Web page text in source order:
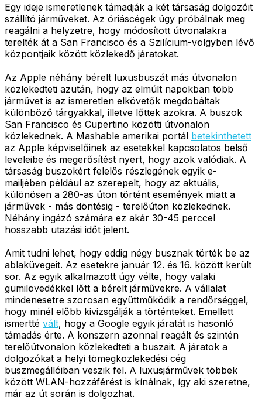
Egy ideje ismeretlenek támadják a két társaság dolgozóit
szállító járműveket. Az óriáscégek úgy próbálnak meg
reagálni a helyzetre, hogy módosított útvonalakra
terelték át a San Francisco és a Szilícium-völgyben lévő
központjaik között közlekedő járatokat.
Az Apple néhány bérelt luxusbuszát más útvonalon
közlekedteti azután, hogy az elmúlt napokban több
járművet is az ismeretlen elkövetők megdobáltak
különböző tárgyakkal, illetve lőttek azokra. A buszok
San Francisco és Cupertino közötti útvonalon
közlekednek. A Mashable amerikai portál betekinthetett
az Apple képviselőinek az esetekkel kapcsolatos belső
leveleibe és megerősítést nyert, hogy azok valódiak. A
társaság buszokért felelős részlegének egyik e-
mailjében például az szerepelt, hogy az aktuális,
különösen a 280-as úton történt események miatt a
járművek - más döntésig - terelőúton közlekednek.
Néhány ingázó számára ez akár 30-45 perccel
hosszabb utazási időt jelent.
Amit tudni lehet, hogy eddig négy busznak törték be az
ablaküvegeit. Az esetekre január 12. és 16. között került
sor. Az egyik alkalmazott úgy vélte, hogy valaki
gumilövedékkel lőtt a bérelt járművekre. A vállalat
mindenesetre szorosan együttműködik a rendőrséggel,
hogy minél előbb kivizsgálják a történteket. Emellett
ismertté vált, hogy a Google egyik járatát is hasonló
támadás érte. A konszern azonnal reagált és szintén
terelőútvonalon közlekedteti a buszait. A járatok a
dolgozókat a helyi tömegközlekedési cég
buszmegállóiban veszik fel. A luxusjárművek többek
között WLAN-hozzáférést is kínálnak, így aki szeretne,
már az út során is dolgozhat.